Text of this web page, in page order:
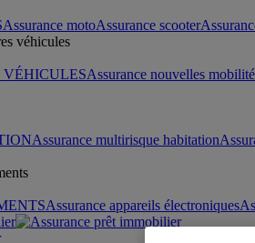
Assurance motoAssurance scooter
VÉHICULESAssurance nouvelles
Assurance multirisque habitation
Assurance appareils électroniques